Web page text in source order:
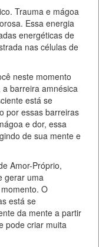
Trauma e mágoa
Essa energia
energéticas de
nas células de
neste momento
barreira amnésica
está se
por essas barreiras
e dor, essa
de sua mente e
Amor-Próprio,
gerar uma
O
está se
da mente a partir
pode criar muita